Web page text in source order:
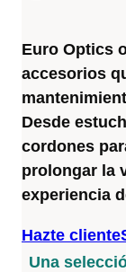
Euro Optics
accesorios
Desde
cordones
prolongar la
experiencia
Hazte cliente
Una